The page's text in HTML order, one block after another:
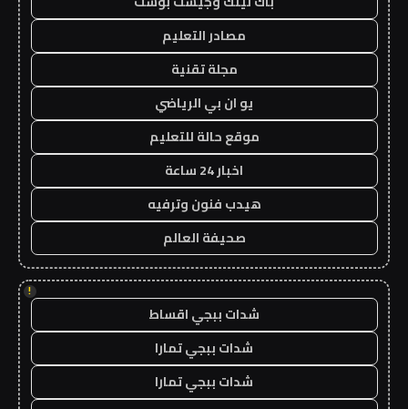
مصادر التعليم
مجلة تقنية
يو ان بي الرياضي
موقع حالة للتعليم
اخبار 24 ساعة
هيدب فنون وترفيه
صحيفة العالم
!
شدات ببجي اقساط
شدات ببجي تمارا
شدات ببجي تمارا